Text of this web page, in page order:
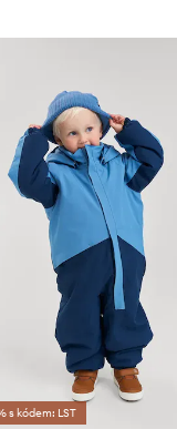
s kódem: LST